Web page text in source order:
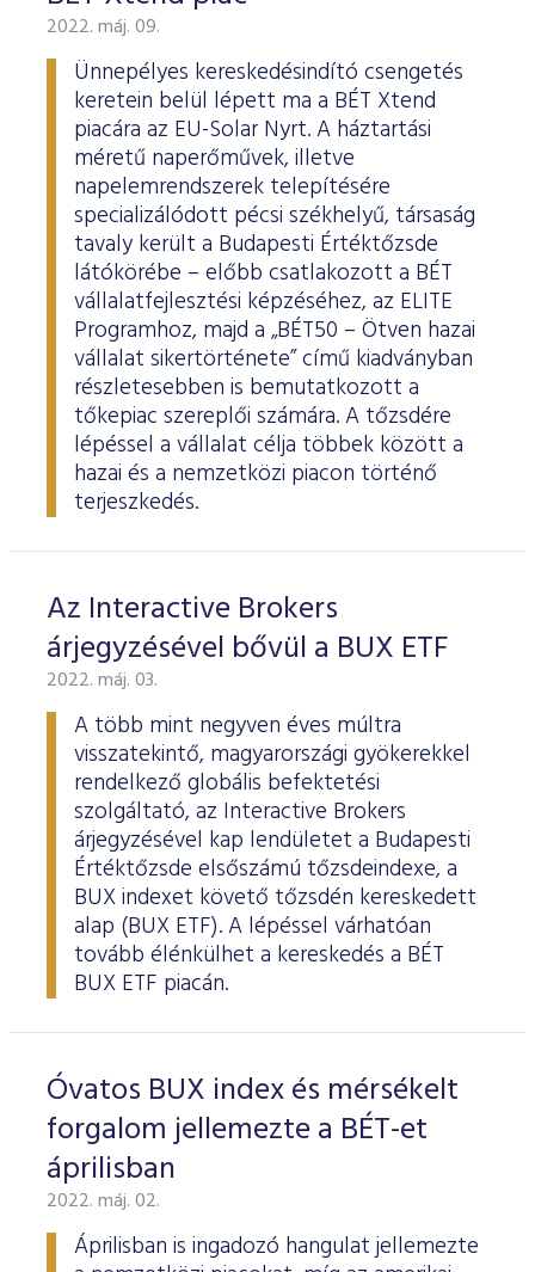
2022. máj. 09.
Ünnepélyes kereskedésindító csengetés
keretein belül lépett ma a BÉT Xtend
piacára az EU-Solar Nyrt. A háztartási
méretű naperőművek, illetve
napelemrendszerek telepítésére
specializálódott pécsi székhelyű, társaság
tavaly került a Budapesti Értéktőzsde
látókörébe – előbb csatlakozott a BÉT
vállalatfejlesztési képzéséhez, az ELITE
Programhoz, majd a „BÉT50 – Ötven hazai
vállalat sikertörténete” című kiadványban
részletesebben is bemutatkozott a
tőkepiac szereplői számára. A tőzsdére
lépéssel a vállalat célja többek között a
hazai és a nemzetközi piacon történő
terjeszkedés.
Az Interactive Brokers
árjegyzésével bővül a BUX ETF
2022. máj. 03.
A több mint negyven éves múltra
visszatekintő, magyarországi gyökerekkel
rendelkező globális befektetési
szolgáltató, az Interactive Brokers
árjegyzésével kap lendületet a Budapesti
Értéktőzsde elsőszámú tőzsdeindexe, a
BUX indexet követő tőzsdén kereskedett
alap (BUX ETF). A lépéssel várhatóan
tovább élénkülhet a kereskedés a BÉT
BUX ETF piacán.
Óvatos BUX index és mérsékelt
forgalom jellemezte a BÉT-et
áprilisban
2022. máj. 02.
Áprilisban is ingadozó hangulat jellemezte